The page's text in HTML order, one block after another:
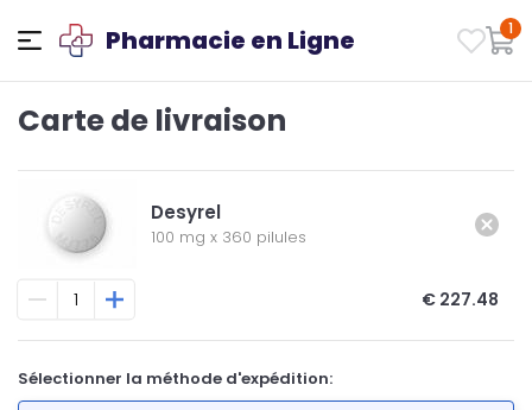
Pharmacie en Ligne 1
Carte de livraison
Desyrel
100 mg x 360 pilules
€ 227.48
Sélectionner la méthode d'expédition: